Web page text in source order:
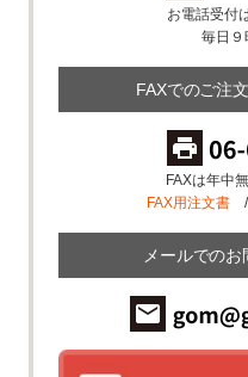
お電話受付
毎日９
FAXでのご注
FAXは年中
FAX用注文書
メールでのお